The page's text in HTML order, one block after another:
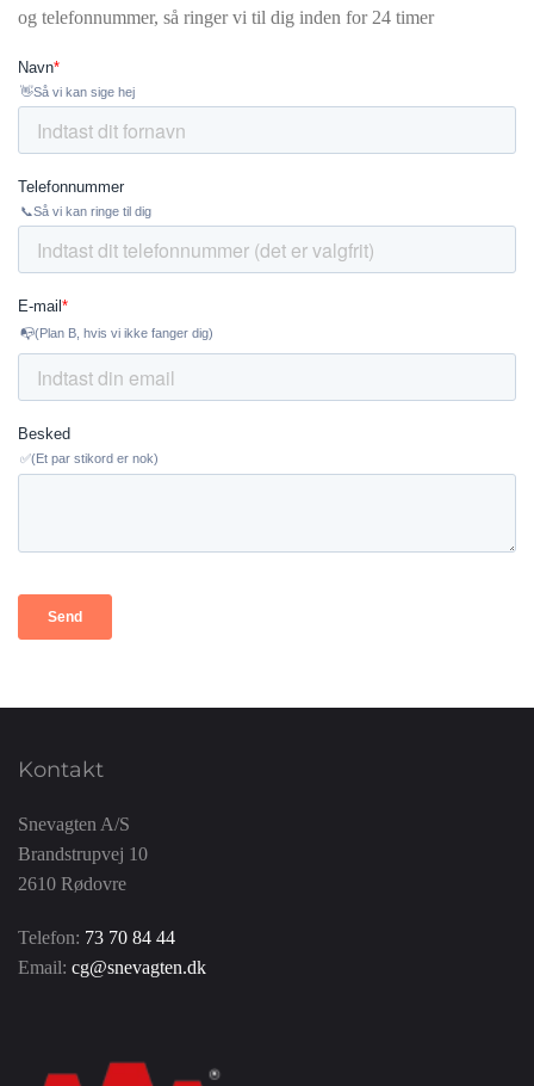
og telefonnummer, så ringer vi til dig inden for 24 timer
Kontakt
Snevagten A/S
Brandstrupvej 10
2610 Rødovre
Telefon: 73 70 84 44
Email: cg@snevagten.dk